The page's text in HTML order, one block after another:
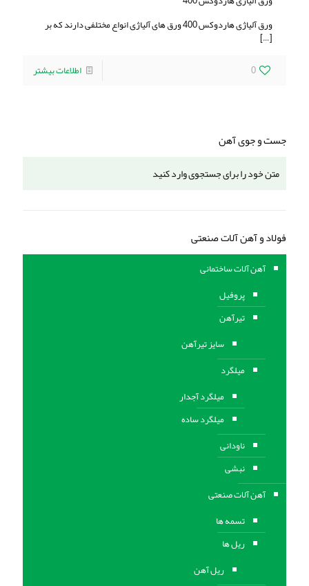
ورق آلیاژی هاردوکس 400 ورق های آلیاژی انواع مختلفی دارند که بر
[…]
0
اطلاعات بیشتر
جست و جوی آهن
فولاد و آهن آلات صنعتی
آهن آلات ساختمانی
پروفیل
تیرآهن
سایز تیرآهن
میلگرد
میلگرد آجدار
میلگرد ساده
ناودانی
نبشی
آهن آلات صنعتی
تسمه ها
ریل ها
ریل آهن